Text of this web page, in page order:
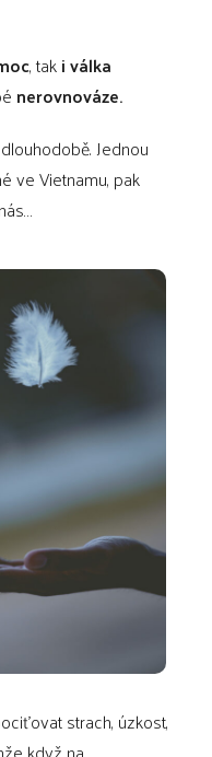
, taki válka
nerovnováze.
Jednou
ve Vietnamu, pak
strach, úzkost,